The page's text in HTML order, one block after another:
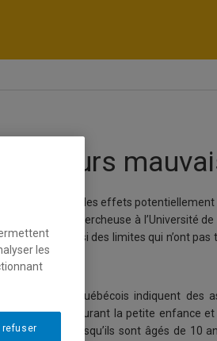
portant sur les effets
Pagani, chercheuse à l’Université
mais aussi des limites qui n’ont pas
enfants québécois indiquent des
la télévision durant la petite enfance
enfants lorsqu’ils sont âgés de 10
les
refuser